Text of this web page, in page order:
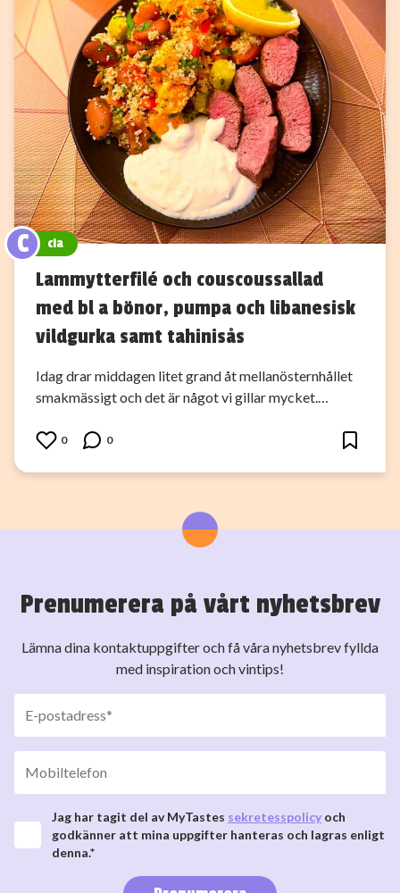
C cia
Lammytterfilé och couscoussallad
med bl a bönor, pumpa och libanesisk
vildgurka samt tahinisås
Idag drar middagen litet grand åt mellanösternhållet
smakmässigt och det är något vi gillar mycket.…
0 0
Prenumerera på vårt nyhetsbrev
Lämna dina kontaktuppgifter och få våra nyhetsbrev fyllda
med inspiration och vintips!
Jag har tagit del av MyTastes sekretesspolicy och
godkänner att mina uppgifter hanteras och lagras enligt
denna.*